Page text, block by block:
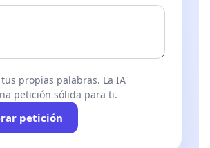
propias palabras. La IA
petición sólida para ti.
petición